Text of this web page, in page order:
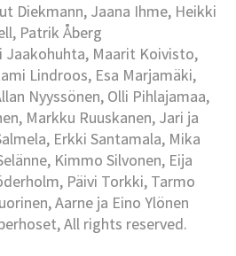
Diekmann, Jaana Ihme, Heikki
Patrik Åberg
Jaakohuhta, Maarit Koivisto,
Lindroos, Esa Marjamäki,
Nyyssönen, Olli Pihlajamaa,
Markku Ruuskanen, Jari ja
Erkki Santamala, Mika
Kimmo Silvonen, Eija
Päivi Torkki, Tarmo
Aarne ja Eino Ylönen
All rights reserved.